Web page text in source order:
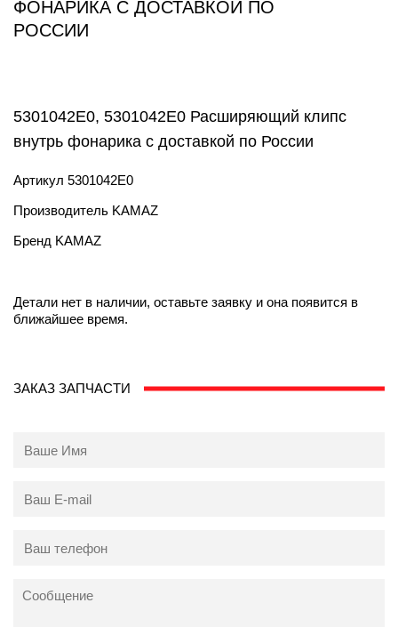
ФОНАРИКА С ДОСТАВКОЙ ПО
РОССИИ
5301042E0, 5301042E0 Расширяющий клипс
внутрь фонарика с доставкой по России
Артикул 5301042E0
Производитель KAMAZ
Бренд KAMAZ
Детали нет в наличии, оставьте заявку и она появится в
ближайшее время.
ЗАКАЗ ЗАПЧАСТИ